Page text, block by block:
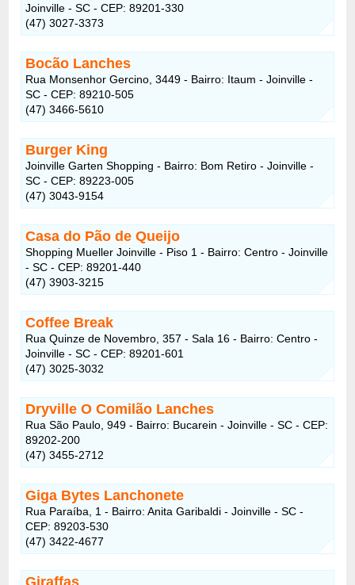
Joinville - SC - CEP: 89201-330
(47) 3027-3373
Bocão Lanches
Rua Monsenhor Gercino, 3449 - Bairro: Itaum - Joinville -
SC - CEP: 89210-505
(47) 3466-5610
Burger King
Joinville Garten Shopping - Bairro: Bom Retiro - Joinville -
SC - CEP: 89223-005
(47) 3043-9154
Casa do Pão de Queijo
Shopping Mueller Joinville - Piso 1 - Bairro: Centro - Joinville
- SC - CEP: 89201-440
(47) 3903-3215
Coffee Break
Rua Quinze de Novembro, 357 - Sala 16 - Bairro: Centro -
Joinville - SC - CEP: 89201-601
(47) 3025-3032
Dryville O Comilão Lanches
Rua São Paulo, 949 - Bairro: Bucarein - Joinville - SC - CEP:
89202-200
(47) 3455-2712
Giga Bytes Lanchonete
Rua Paraíba, 1 - Bairro: Anita Garibaldi - Joinville - SC -
CEP: 89203-530
(47) 3422-4677
Giraffas